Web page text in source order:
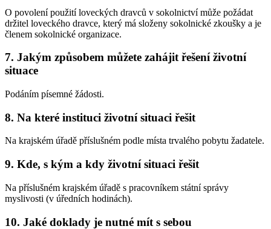
O povolení použití loveckých dravců v sokolnictví může požádat
držitel loveckého dravce, který má složeny sokolnické zkoušky a je
členem sokolnické organizace.
7. Jakým způsobem můžete zahájit řešení životní
situace
Podáním písemné žádosti.
8. Na které instituci životní situaci řešit
Na krajském úřadě příslušném podle místa trvalého pobytu žadatele.
9. Kde, s kým a kdy životní situaci řešit
Na příslušném krajském úřadě s pracovníkem státní správy
myslivosti (v úředních hodinách).
10. Jaké doklady je nutné mít s sebou